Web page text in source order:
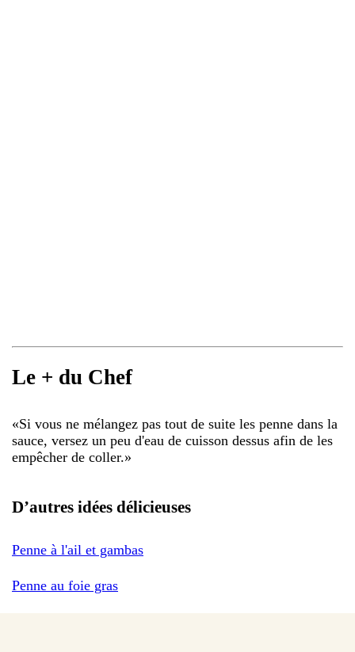
Le + du Chef
«Si vous ne mélangez pas tout de suite les penne dans la
sauce, versez un peu d'eau de cuisson dessus afin de les
empêcher de coller.»
D’autres idées délicieuses
Penne à l'ail et gambas
Penne au foie gras